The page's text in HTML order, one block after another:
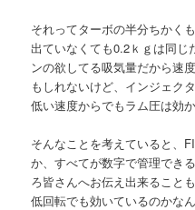
それってターボの半分ちかく
出ていなくても0.2ｋｇは同じ
ンの欲してる吸気量だから速
もしれないけど、インジェク
低い速度からでもラム圧は効
そんなことを考えていると、
か、すべてが数字で管理でき
ろ皆さんへお伝え出来ること
低回転でも効いているのかな